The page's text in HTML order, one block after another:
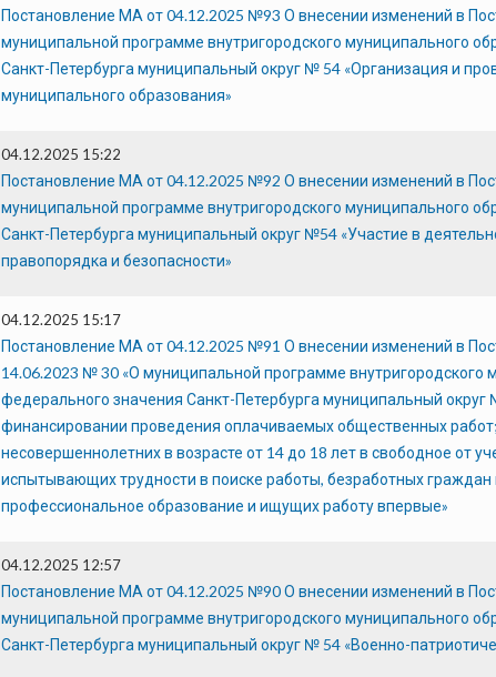
Постановление МА от 04.12.2025 №93 О внесении изменений в
муниципальной программе внутригородского муниципального
Санкт-Петербурга муниципальный округ № 54 «Организация и
муниципального образования»
04.12.2025 15:22
Постановление МА от 04.12.2025 №92 О внесении изменений в
муниципальной программе внутригородского муниципального
Санкт-Петербурга муниципальный округ №54 «Участие в
правопорядка и безопасности»
04.12.2025 15:17
Постановление МА от 04.12.2025 №91 О внесении изменений в
14.06.2023 № 30 «О муниципальной программе внутригородского
федерального значения Санкт-Петербурга муниципальный округ
финансировании проведения оплачиваемых общественных
несовершеннолетних в возрасте от 14 до 18 лет в свободное от
испытывающих трудности в поиске работы, безработных
профессиональное образование и ищущих работу впервые»
04.12.2025 12:57
Постановление МА от 04.12.2025 №90 О внесении изменений в
муниципальной программе внутригородского муниципального
Санкт-Петербурга муниципальный округ № 54 «Военно-